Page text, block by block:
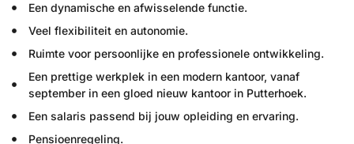
Een dynamische en afwisselende functie.
Veel flexibiliteit en autonomie.
Ruimte voor persoonlijke en professionele ontwikkeling.
Een prettige werkplek in een modern kantoor, vanaf
september in een gloed nieuw kantoor in Putterhoek.
Een salaris passend bij jouw opleiding en ervaring.
Pensioenregeling.